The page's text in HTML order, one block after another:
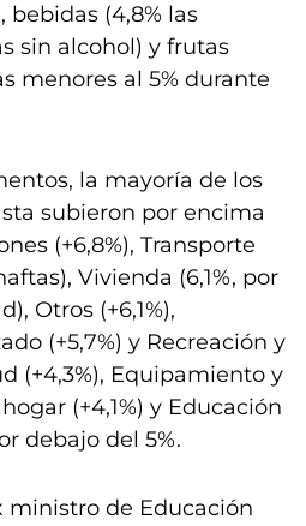
bebidas (4,8% las
sin alcohol) y frutas
menores al 5% durante
la mayoría de los
subieron por encima
(+6,8%), Transporte
Vivienda (6,1%, por
Otros (+6,1%),
(+5,7%) y Recreación y
(+4,3%), Equipamiento y
(+4,1%) y Educación
debajo del 5%.
ministro de Educación